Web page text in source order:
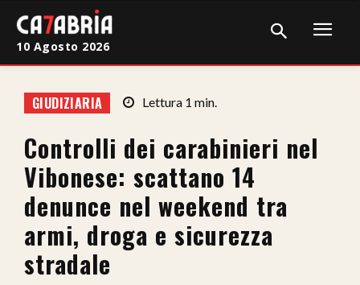
Cronaca
Giudiziaria
Politica
Sport
Attualità
10 Agosto 2026
GIUDIZIARIA Lettura 1 min.
Controlli dei carabinieri nel
Vibonese: scattano 14
denunce nel weekend tra
armi, droga e sicurezza
stradale